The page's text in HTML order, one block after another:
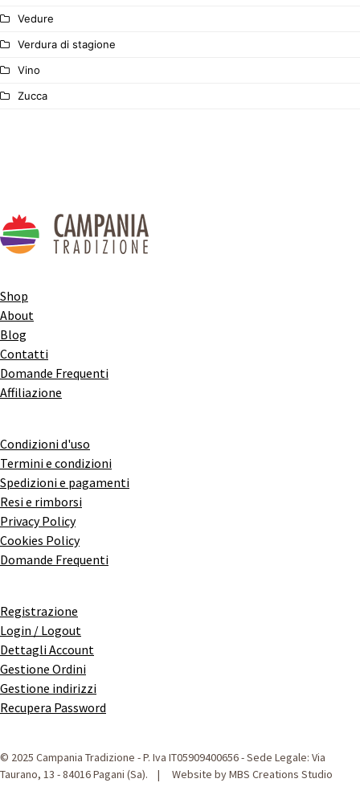
Vedure
Verdura di stagione
Vino
Zucca
Shop
About
Blog
Contatti
Domande Frequenti
Affiliazione
Condizioni d'uso
Termini e condizioni
Spedizioni e pagamenti
Resi e rimborsi
Privacy Policy
Cookies Policy
Domande Frequenti
Registrazione
Login / Logout
Dettagli Account
Gestione Ordini
Gestione indirizzi
Recupera Password
© 2025 Campania Tradizione - P. Iva IT05909400656 - Sede Legale: Via
Taurano, 13 - 84016 Pagani (Sa). | Website by MBS Creations Studio